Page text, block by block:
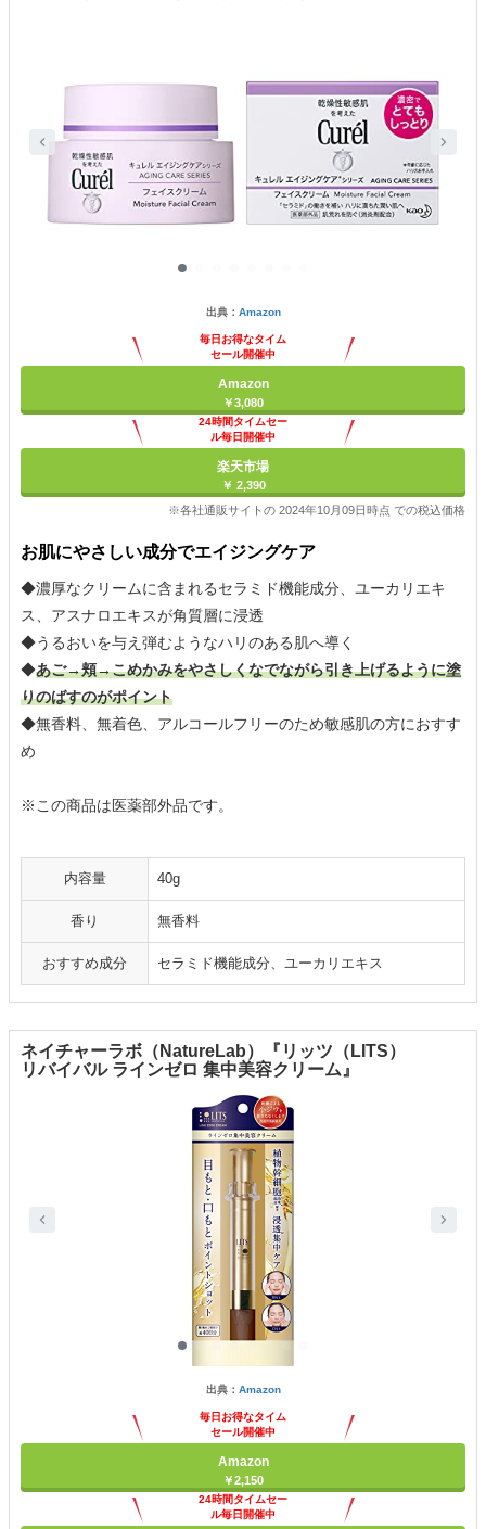
出典： Amazon
毎日お得なタイム
セール開催中
Amazon
￥3,080
24時間タイムセー
ル毎日開催中
楽天市場
￥ 2,390
※各社通販サイトの 2024年10月09日時点 での税込価格
お肌にやさしい成分でエイジングケア
◆濃厚なクリームに含まれるセラミド機能成分、ユーカリエキ
ス、アスナロエキスが角質層に浸透
◆うるおいを与え弾むようなハリのある肌へ導く
◆あご→頬→こめかみをやさしくなでながら引き上げるように塗
りのばすのがポイント
◆無香料、無着色、アルコールフリーのため敏感肌の方におすす
め
※この商品は医薬部外品です。
内容量 40g
香り 無香料
おすすめ成分 セラミド機能成分、ユーカリエキス
ネイチャーラボ（NatureLab）『リッツ（LITS）
リバイバル ラインゼロ 集中美容クリーム』
出典： Amazon
毎日お得なタイム
セール開催中
Amazon
￥2,150
24時間タイムセー
ル毎日開催中